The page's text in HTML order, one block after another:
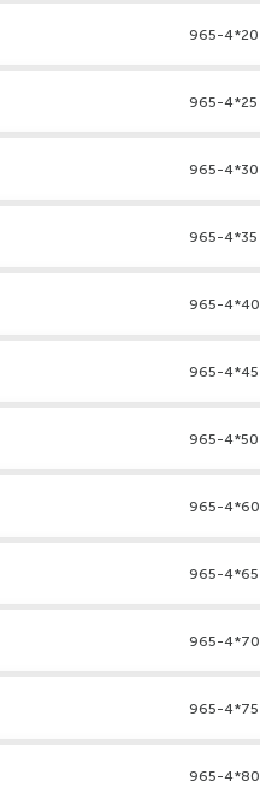
965-4*20
965-4*25
965-4*30
965-4*35
965-4*40
965-4*45
965-4*50
965-4*60
965-4*65
965-4*70
965-4*75
965-4*80